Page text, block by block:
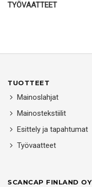
TYÖVAATTEET
TUOTTEET
Mainoslahjat
Mainostekstiilit
Esittely ja tapahtumat
Työvaatteet
SCANCAP FINLAND OY